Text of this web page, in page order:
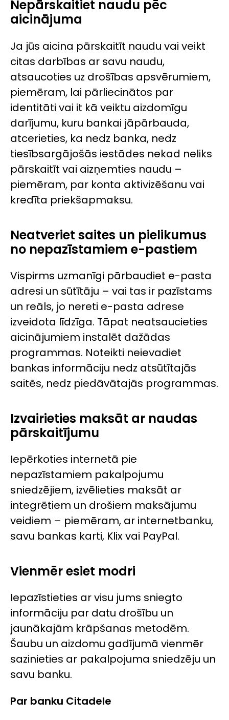
Nepārskaitiet naudu pēc
aicinājuma
Ja jūs aicina pārskaitīt naudu vai veikt
citas darbības ar savu naudu,
atsaucoties uz drošības apsvērumiem,
piemēram, lai pārliecinātos par
identitāti vai it kā veiktu aizdomīgu
darījumu, kuru bankai jāpārbauda,
atcerieties, ka nedz banka, nedz
tiesībsargājošās iestādes nekad neliks
pārskaitīt vai aizņemties naudu –
piemēram, par konta aktivizēšanu vai
kredīta priekšapmaksu.
Neatveriet saites un pielikumus
no nepazīstamiem e-pastiem
Vispirms uzmanīgi pārbaudiet e-pasta
adresi un sūtītāju – vai tas ir pazīstams
un reāls, jo nereti e-pasta adrese
izveidota līdzīga. Tāpat neatsaucieties
aicinājumiem instalēt dažādas
programmas. Noteikti neievadiet
bankas informāciju nedz atsūtītajās
saitēs, nedz piedāvātajās programmas.
Izvairieties maksāt ar naudas
pārskaitījumu
Iepērkoties internetā pie
nepazīstamiem pakalpojumu
sniedzējiem, izvēlieties maksāt ar
integrētiem un drošiem maksājumu
veidiem – piemēram, ar internetbanku,
savu bankas karti, Klix vai PayPal.
Vienmēr esiet modri
Iepazīstieties ar visu jums sniegto
informāciju par datu drošību un
jaunākajām krāpšanas metodēm.
Šaubu un aizdomu gadījumā vienmēr
sazinieties ar pakalpojuma sniedzēju un
savu banku.
Par banku Citadele